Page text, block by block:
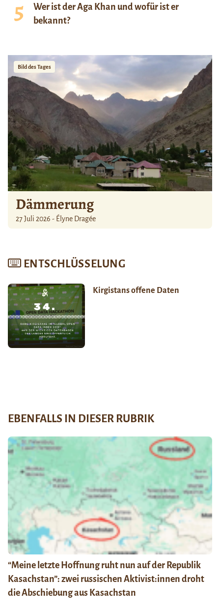
Wer ist der Aga Khan und wofür ist er
bekannt?
Bild des Tages
Dämmerung
27 Juli 2026 - Élyne Dragée
ENTSCHLÜSSELUNG
Kirgistans offene Daten
EBENFALLS IN DIESER RUBRIK
“Meine letzte Hoffnung ruht nun auf der Republik
Kasachstan”: zwei russischen Aktivist:innen droht
die Abschiebung aus Kasachstan